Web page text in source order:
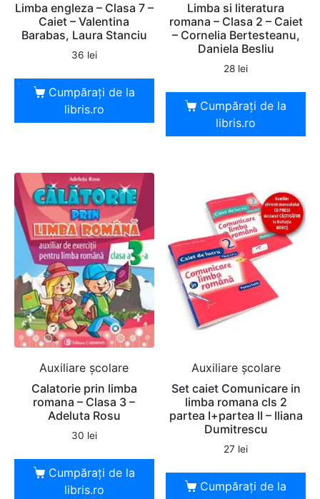
Limba engleza – Clasa 7 –
Caiet – Valentina
Barabas, Laura Stanciu
36 lei
Cumpărați de la
libris.ro
Limba si literatura
romana – Clasa 2 – Caiet
– Cornelia Bertesteanu,
Daniela Besliu
28 lei
Cumpărați de la
libris.ro
Auxiliare şcolare
Calatorie prin limba
romana – Clasa 3 –
Adeluta Rosu
30 lei
Cumpărați de la
libris.ro
Auxiliare şcolare
Set caiet Comunicare in
limba romana cls 2
partea I+partea II – Iliana
Dumitrescu
27 lei
Cumpărați de la